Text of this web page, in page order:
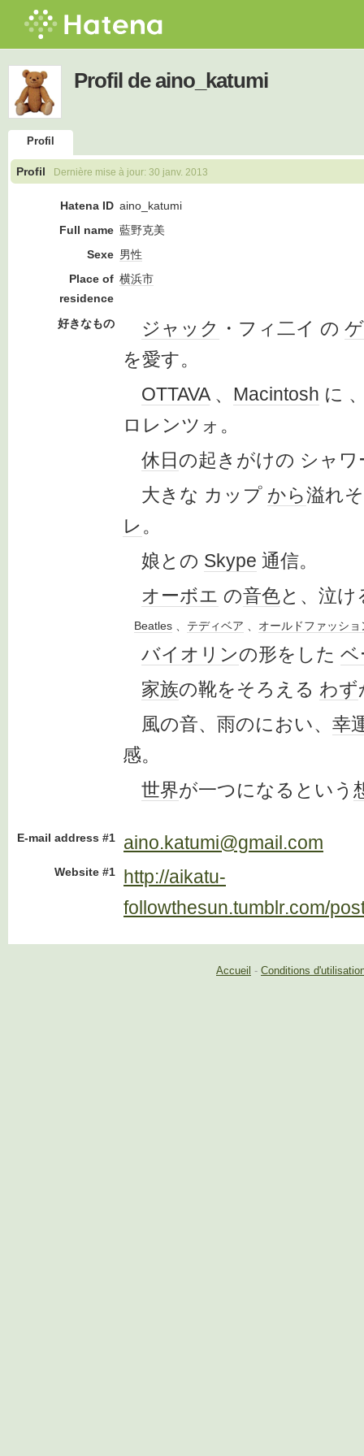
Profil de aino_katumi
Profil
Profil Dernière mise à jour: 30 janv. 2013
Hatena ID aino_katumi
Full name 藍野克美
Sexe 男性
Place of
residence
横浜市
好きなもの ジャック ・フィ二イ の
を愛す。
OTTAVA、 Macintosh に
ロレンツォ。
休日 の起きがけの シャワ
大きな カップ から溢れ
レ 。
娘との Skype 通信。
オーボエ の音色と、泣け
Beatles 、 テディベア 、 オールドファッショ
バイオリンの形をした ベ
家族の靴をそろえる わず
風の音、雨のにおい、 幸
感。
世界が一つになるという
E-mail address #1 aino.katumi@gmail.com
Website #1
http://aikatu-
followthesun.tumblr.com/
Accueil - Conditions